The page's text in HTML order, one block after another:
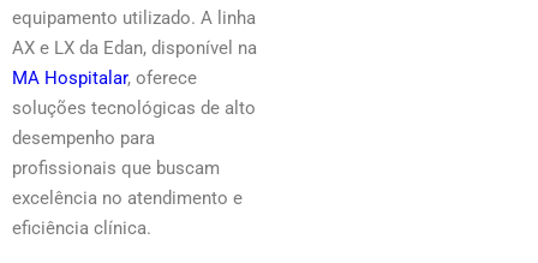
equipamento utilizado. A linha
AX e LX da Edan, disponível na
MA Hospitalar, oferece
soluções tecnológicas de alto
desempenho para
profissionais que buscam
excelência no atendimento e
eficiência clínica.